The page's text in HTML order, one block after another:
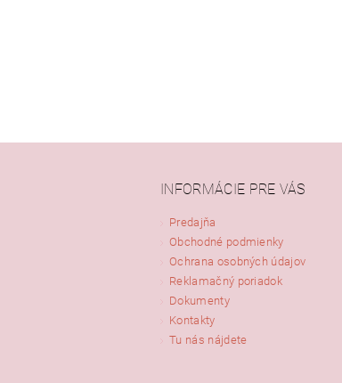
podmienkami ochrany osobných údajov
INFORMÁCIE PRE VÁS
Predajňa
Obchodné podmienky
Ochrana osobných údajov
Reklamačný poriadok
Dokumenty
Kontakty
Tu nás nájdete